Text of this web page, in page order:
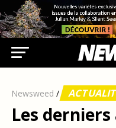
Newsweed /
Les